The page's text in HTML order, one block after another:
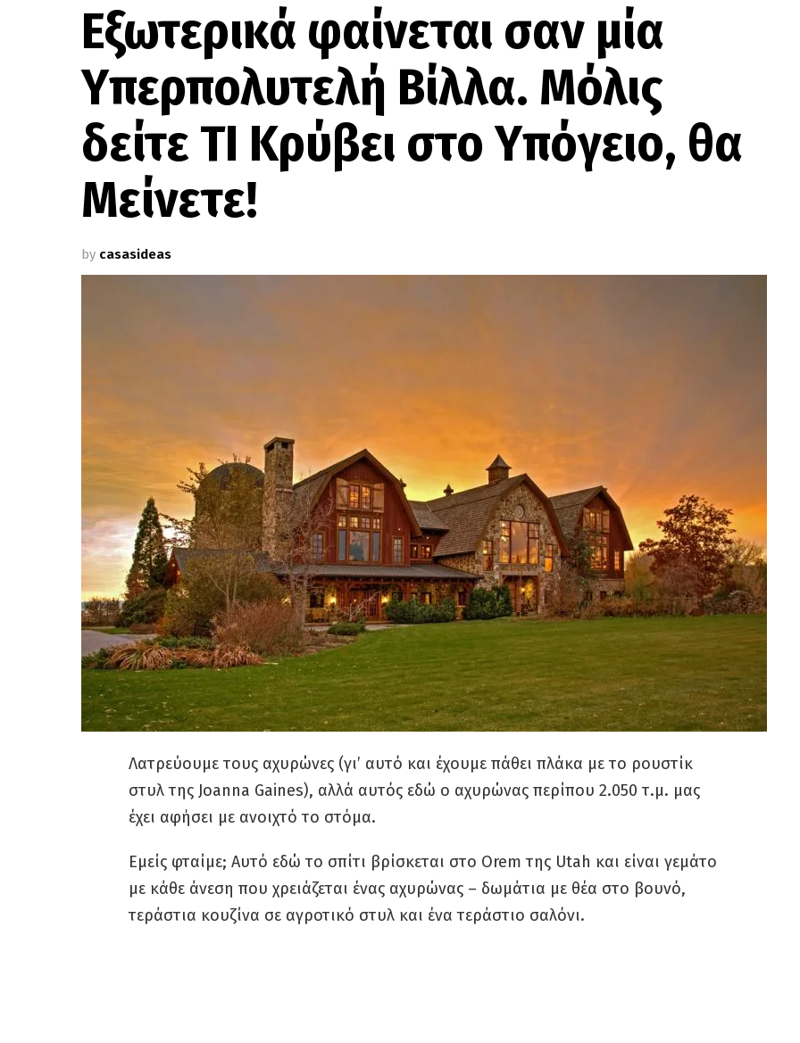
Εξωτερικά φαίνεται σαν μία
Υπερπολυτελή Βίλλα. Μόλις
δείτε ΤΙ Κρύβει στο Υπόγειο, θα
Μείνετε!
by casasideas
Λατρεύουμε τους αχυρώνες (γι’ αυτό και έχουμε πάθει πλάκα με το ρουστίκ
στυλ της Joanna Gaines), αλλά αυτός εδώ ο αχυρώνας περίπου 2.050 τ.μ. μας
έχει αφήσει με ανοιχτό το στόμα.
Εμείς φταίμε; Αυτό εδώ το σπίτι βρίσκεται στο Orem της Utah και είναι γεμάτο
με κάθε άνεση που χρειάζεται ένας αχυρώνας – δωμάτια με θέα στο βουνό,
τεράστια κουζίνα σε αγροτικό στυλ και ένα τεράστιο σαλόνι.